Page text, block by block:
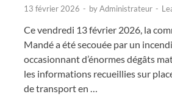
13 février 2026 - byAdministrateur -
Ce vendredi 13 février 2026, la
Mandé a été secouée par un
occasionnant d’énormes dégâts
les informations recueillies sur
de transport en …